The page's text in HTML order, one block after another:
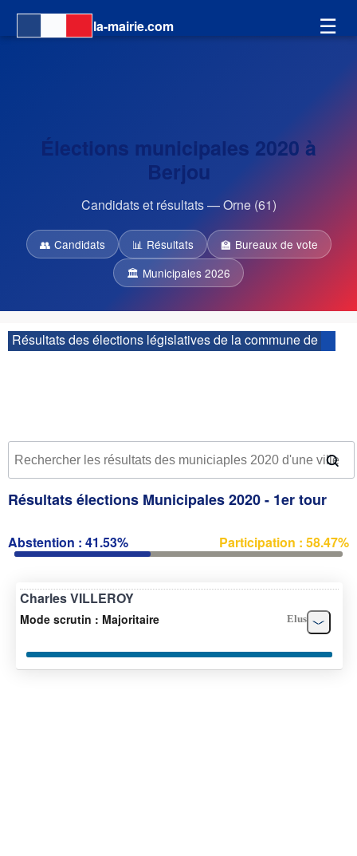
la-mairie.com ☰
Élections municipales 2020 à
Berjou
Candidats et résultats — Orne (61)
👥 Candidats 📊 Résultats
🏫 Bureaux de vote
🏛 Municipales 2026
Résultats des élections législatives de la commune de
Berjou :| 3ème circonscription
Résultats élections Municipales 2020 - 1er tour
Abstention : 41.53% Participation : 58.47%
Charles VILLEROY
Mode scrutin : Majoritaire Elus